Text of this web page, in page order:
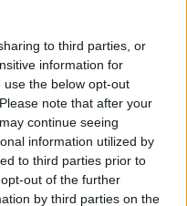
to third parties, or
information for
the below opt-out
note that after your
continue seeing
information utilized by
to third parties prior to
out of the further
by third parties on the
τελικά σαν
μου. Και αυτό που
που διαπέρασε
την Πέμπτη το
και οι
να στήσουν μια